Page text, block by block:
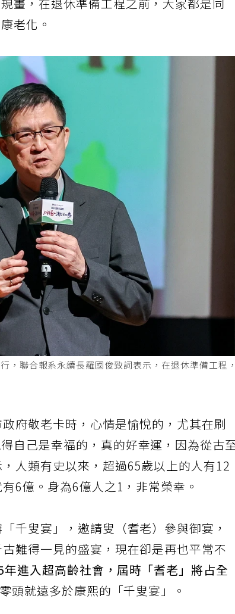
畫，在退休準備工程之前，大家都是同
老化。
，聯合報系永續長羅國俊致詞表示，在退休準備工程，
府敬老卡時，心情是愉悅的，尤其在刷
自己是幸福的，真的好幸運，因為從古
人類有史以來，超過65歲以上的人有12
6億。身為6億人之1，非常榮幸。
千叟宴」，邀請叟（耆老）參與御宴，
難得一見的盛宴，現在卻是再也平常不
進入超高齡社會，屆時「耆老」將占全
零頭就遠多於康熙的「千叟宴」。